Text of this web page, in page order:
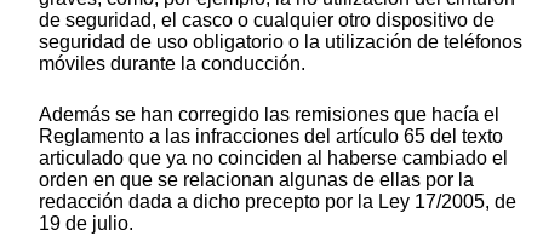
de seguridad, el casco o cualquier otro dispositivo de
seguridad de uso obligatorio o la utilización de teléfonos
móviles durante la conducción.
Además se han corregido las remisiones que hacía el
Reglamento a las infracciones del artículo 65 del texto
articulado que ya no coinciden al haberse cambiado el
orden en que se relacionan algunas de ellas por la
redacción dada a dicho precepto por la Ley 17/2005, de
19 de julio.